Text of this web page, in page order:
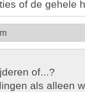
of de gehele
of...?
als alleen